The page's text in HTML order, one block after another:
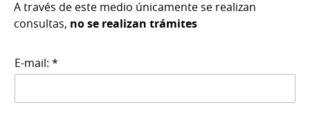
A través de este medio únicamente se realizan
consultas, no se realizan trámites
E-mail: *